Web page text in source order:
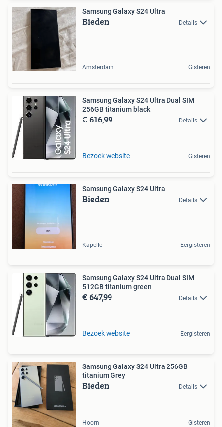
Samsung Galaxy S24 Ultra
Bieden Details
Amsterdam Gisteren
Samsung Galaxy S24 Ultra Dual SIM
256GB titanium black
€ 616,99 Details
Bezoek website Gisteren
Samsung Galaxy S24 Ultra
Bieden Details
Kapelle Eergisteren
Samsung Galaxy S24 Ultra Dual SIM
512GB titanium green
€ 647,99 Details
Bezoek website Eergisteren
Samsung Galaxy S24 Ultra 256GB
titanium Grey
Bieden Details
Hoorn Gisteren